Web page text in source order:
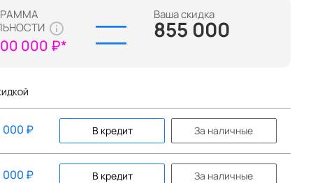
000 ₽*
Ваша скидка
855 000
000 ₽ В кредит За наличные
000 ₽ В кредит За наличные